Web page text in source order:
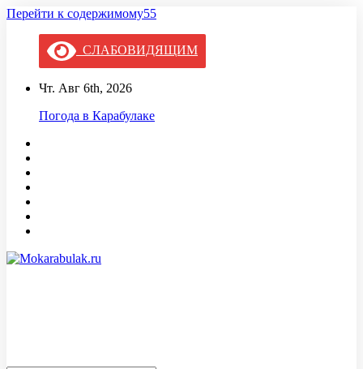
Перейти к содержимому55
СЛАБОВИДЯЩИМ
Чт. Авг 6th, 2026
Погода в Карабулаке